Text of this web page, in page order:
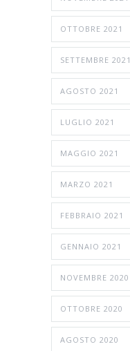
OTTOBRE 2021
SETTEMBRE 2021
AGOSTO 2021
LUGLIO 2021
MAGGIO 2021
MARZO 2021
FEBBRAIO 2021
GENNAIO 2021
NOVEMBRE 2020
OTTOBRE 2020
AGOSTO 2020